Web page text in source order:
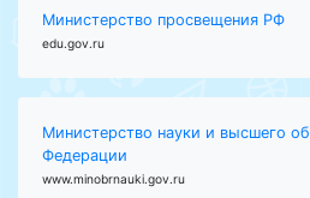
Министерство просвещения РФ
edu.gov.ru
Министерство науки и высшего
Федерации
www.minobrnauki.gov.ru